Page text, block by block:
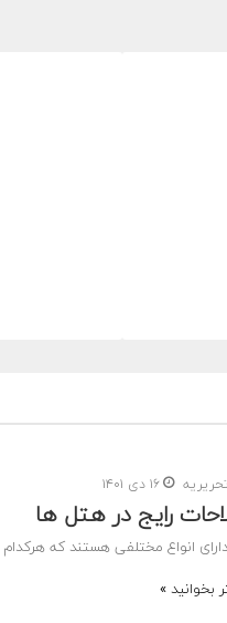
۱۶ دی ۱۴۰۱
رایج در هتل ‌ها
انواع مختلفی هستند که
بخوانید »